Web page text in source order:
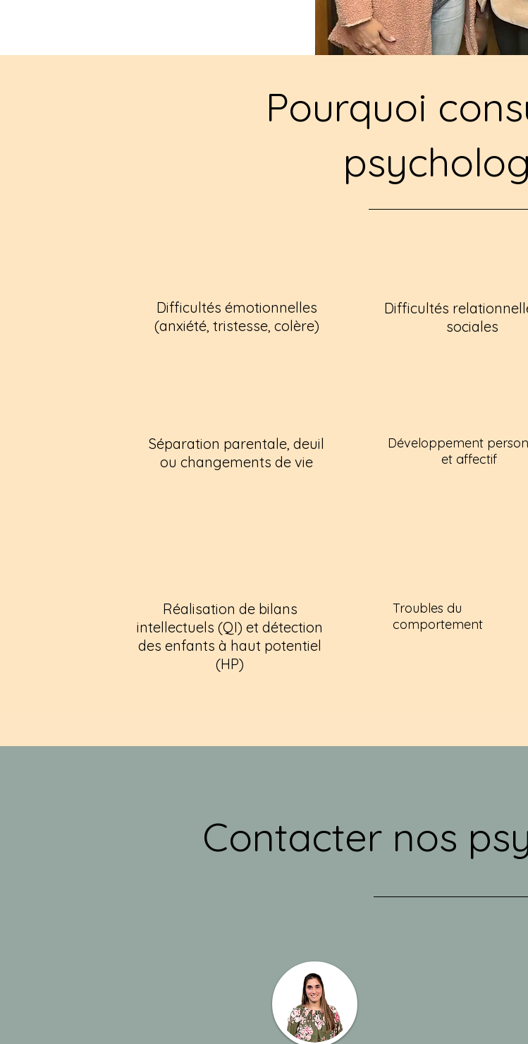
Pourquoi
Difficultés émotionnelles
(anxiété, tristesse, colère)
Séparation parentale, deuil
ou changements de vie
Réalisation de bilans
intellectuels (QI) et détection
des enfants à haut potentiel
(HP)
Difficultés
sociales
Développement
et affectif
Troubles du
comportement
Contacter nos